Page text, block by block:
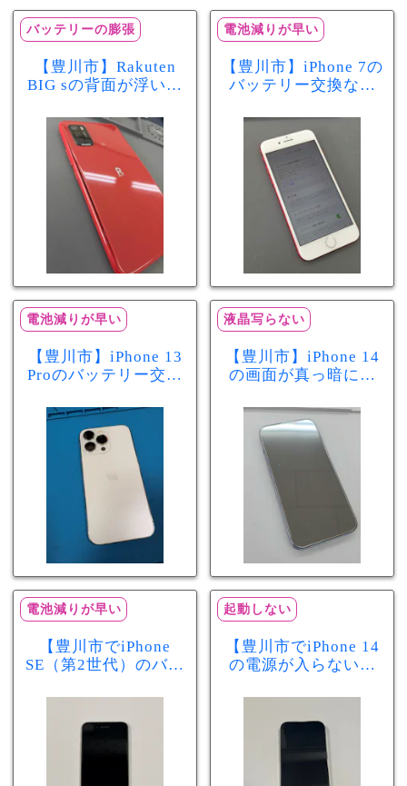
バッテリーの膨張
【豊川市】Rakuten
BIG sの背面が浮いて
リー膨張のサインか
もしれません！バッ
テリー交換修理事例
電池減りが早い
【豊川市】iPhone 7の
バッテリー交換なら
最大容量70％で電池
の減りが早い症状も
当日60分で改善
電池減りが早い
【豊川市】iPhone 13
Proのバッテリー交換
が早い症状も当日90
分で改善
液晶写らない
【豊川市】iPhone 14
の画面が真っ暗に…
修理！データそのま
まで復旧しました
電池減りが早い
【豊川市でiPhone
SE（第2世代）のバッ
スマ豊川店】電池の
減りが早い症状も当
起動しない
【豊川市でiPhone 14
の電源が入らない修
店】バッテリー交換
で復旧するケースも
あります！